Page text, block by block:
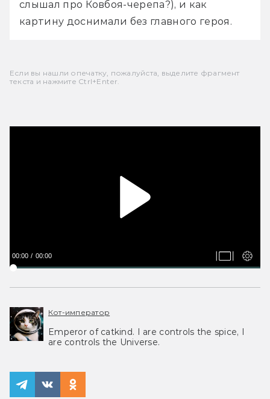
слышал про Ковбоя-черепа?), и как
картину доснимали без главного героя.
Если вы нашли опечатку, пожалуйста, выделите фрагмент
текста и нажмите Ctrl+Enter.
00:00 00:00
Кот-император
Emperor of catkind. I are controls the spice, I
are controls the Universe.